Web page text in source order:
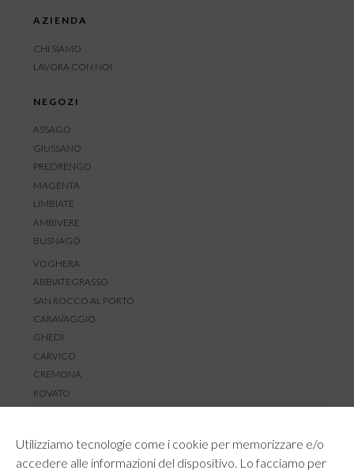
Utilizziamo tecnologie come i cookie per memorizzare e/o
accedere alle informazioni del dispositivo. Lo facciamo per
AZIENDA
CHI SIAMO
LAVORA CON NOI
NEGOZI
ASSAGO
GIUSSANO
PREDRENGO
MAGENTA
LIMBIATE
AMBIVERE
BUSNAGO
VOGHERA
ABBIATEGRASSO
SAN ROCCO AL PORTO
CARAVAGGIO
GHEDI
CARVICO
CREMONA
ROVATO